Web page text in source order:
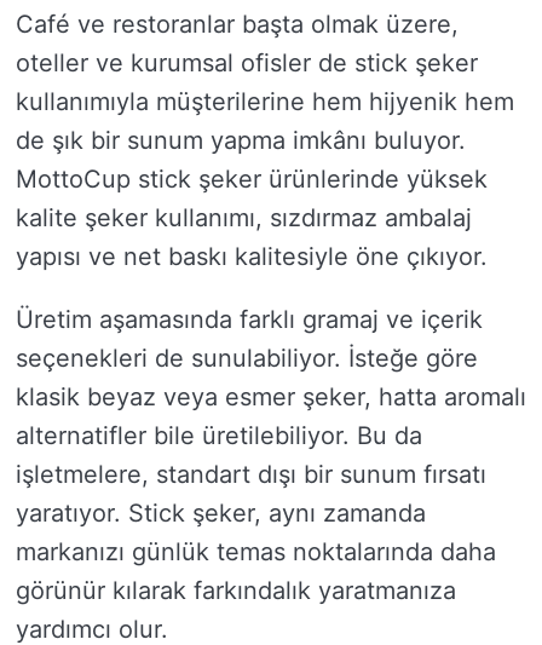
Café ve restoranlar başta olmak üzere,
oteller ve kurumsal ofisler de stick şeker
kullanımıyla müşterilerine hem hijyenik hem
de şık bir sunum yapma imkânı buluyor.
MottoCup stick şeker ürünlerinde yüksek
kalite şeker kullanımı, sızdırmaz ambalaj
yapısı ve net baskı kalitesiyle öne çıkıyor.
Üretim aşamasında farklı gramaj ve içerik
seçenekleri de sunulabiliyor. İsteğe göre
klasik beyaz veya esmer şeker, hatta aromalı
alternatifler bile üretilebiliyor. Bu da
işletmelere, standart dışı bir sunum fırsatı
yaratıyor. Stick şeker, aynı zamanda
markanızı günlük temas noktalarında daha
görünür kılarak farkındalık yaratmanıza
yardımcı olur.